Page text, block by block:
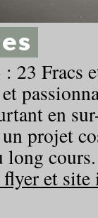
23 Fracs
en
projet
long cours.
et site